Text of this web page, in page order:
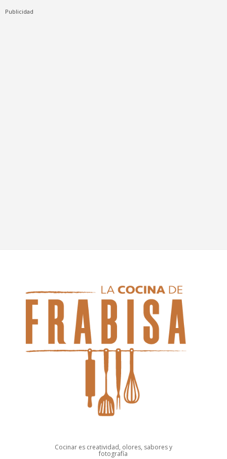
Publicidad
Cocinar es creatividad, olores, sabores y
fotografía